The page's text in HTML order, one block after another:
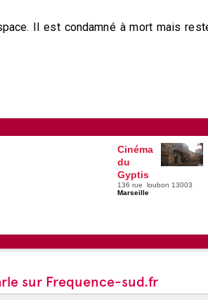
Il est condamné à mort mais
Cinéma
du
Gyptis
136 rue loubon 13003
Marseille
sur Frequence-sud.fr